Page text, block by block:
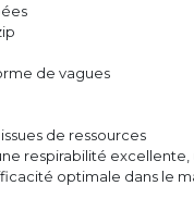
de vagues
de ressources
respirabilité excellente,
optimale dans le